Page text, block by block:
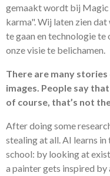
gemaakt wordt bij
karma". Wij laten zien
te gaan en technologie te
onze visie te belichamen.
There are many
images. People say
of course, that’s not
After doing some
stealing at all. AI learns
school: by looking at
a painter gets inspired